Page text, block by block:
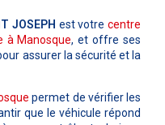
JOSEPH est votrecentre
à Manosque, et offre ses
assurer la sécurité et la
permet de vérifier les
que le véhicule répond